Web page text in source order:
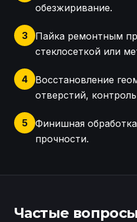
обезжиривание.
3
Пайка ремонтным
стеклосеткой или
4
Восстановление
отверстий,
5
Финишная
прочности.
Частые вопросы